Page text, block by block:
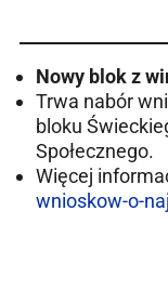
Nowy blok z
Trwa nabór
bloku
Społecznego.
Więcej
wnioskow-o-